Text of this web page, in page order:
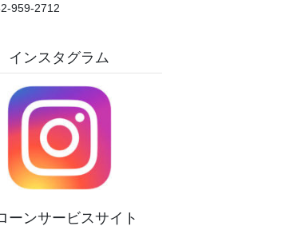
959-2712
インスタグラム
ーンサービスサイト